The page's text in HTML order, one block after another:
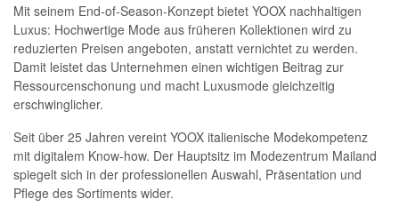
Mit seinem End-of-Season-Konzept bietet YOOX nachhaltigen
Luxus: Hochwertige Mode aus früheren Kollektionen wird zu
reduzierten Preisen angeboten, anstatt vernichtet zu werden.
Damit leistet das Unternehmen einen wichtigen Beitrag zur
Ressourcenschonung und macht Luxusmode gleichzeitig
erschwinglicher.
Seit über 25 Jahren vereint YOOX italienische Modekompetenz
mit digitalem Know-how. Der Hauptsitz im Modezentrum Mailand
spiegelt sich in der professionellen Auswahl, Präsentation und
Pflege des Sortiments wider.